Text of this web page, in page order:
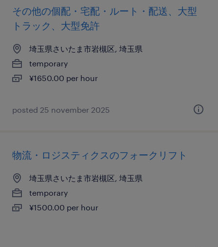
その他の個配・宅配・ルート・配送、大型
トラック、大型免許
埼玉県さいたま市岩槻区, 埼玉県
temporary
¥1650.00 per hour
posted 25 november 2025
物流・ロジスティクスのフォークリフト
埼玉県さいたま市岩槻区, 埼玉県
temporary
¥1500.00 per hour